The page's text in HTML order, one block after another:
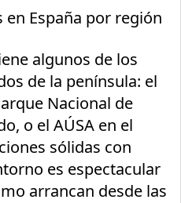
España por región
algunos de los
de la península: el
Nacional de
o el AÚSA en el
sólidas con
es espectacular
arrancan desde las